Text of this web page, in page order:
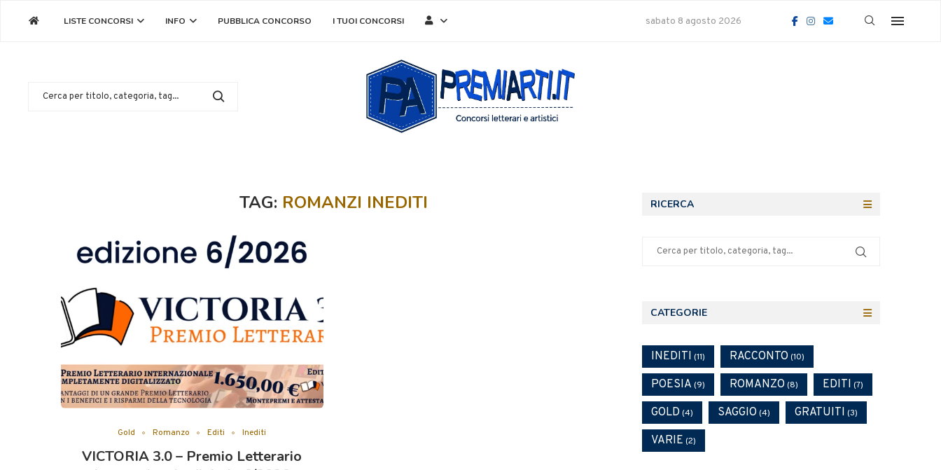
LISTE CONCORSI INFO PUBBLICA CONCORSO I TUOI CONCORSI sabato 8 agosto 2026
TAG: ROMANZI INEDITI
Gold Romanzo Editi Inediti
VICTORIA 3.0 – Premio Letterario
RICERCA
CATEGORIE
INEDITI (11) RACCONTO (10)
POESIA (9) ROMANZO (8) EDITI (7)
GOLD (4) SAGGIO (4) GRATUITI (3)
VARIE (2)